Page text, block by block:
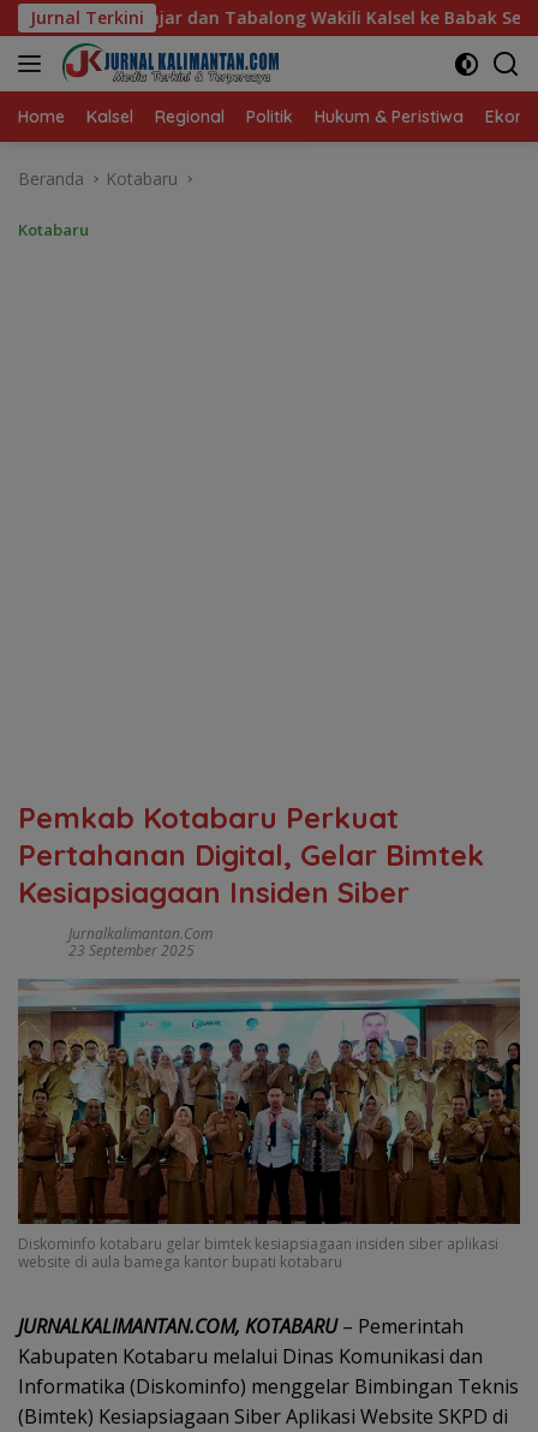
Langsung
ke
konten
Jurnal Terkini
Wakili Kalsel ke Babak Semifinal Gubernur Cup Road to
Home Kalsel Regional Politik Hukum & Peristiwa
Beranda Kotabaru
Kotabaru
Pemkab Kotabaru Perkuat
Pertahanan Digital, Gelar Bimtek
Kesiapsiagaan Insiden Siber
Jurnalkalimantan.com
23 September 2025
Diskominfo kotabaru gelar bimtek kesiapsiagaan insiden siber aplikasi
website di aula bamega kantor bupati kotabaru
JURNALKALIMANTAN.COM, KOTABARU– Pemerintah
Kabupaten Kotabaru melalui Dinas Komunikasi dan
Informatika (Diskominfo) menggelar Bimbingan Teknis
(Bimtek) Kesiapsiagaan Siber Aplikasi Website SKPD di